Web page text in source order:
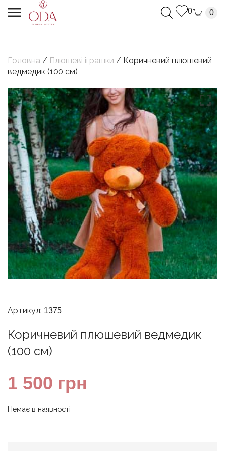
0 0
Головна / Плюшеві іграшки / Коричневий плюшевий
ведмедик (100 см)
Артикул: 1375
Коричневий плюшевий ведмедик
(100 см)
1 500 грн
Немає в наявності
Дякуємо, Ваш запит успішно надіслано.
Ми з`вяжемося з Вами найближчим часом